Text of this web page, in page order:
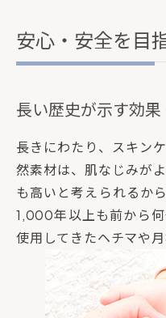
安心・安全を目
長い歴史が示す効果
長きにわたり、スキン
然素材は、肌なじみが
も高いと考えられるか
1,000年以上も前から
使用してきたヘチマや月